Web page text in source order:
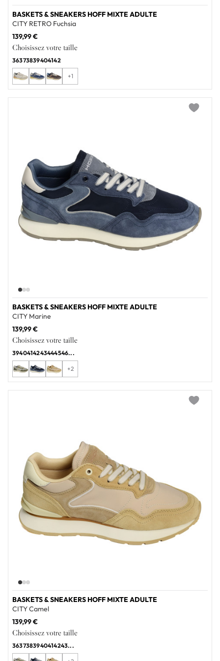
BASKETS & SNEAKERS HOFF MIXTE ADULTE
CITY RETRO Fuchsia
139,99 €
Choisissez votre taille
36373839404142
+1
BASKETS & SNEAKERS HOFF MIXTE ADULTE
CITY Marine
139,99 €
Choisissez votre taille
3940414243444546...
+2
BASKETS & SNEAKERS HOFF MIXTE ADULTE
CITY Camel
139,99 €
Choisissez votre taille
3637383940414243...